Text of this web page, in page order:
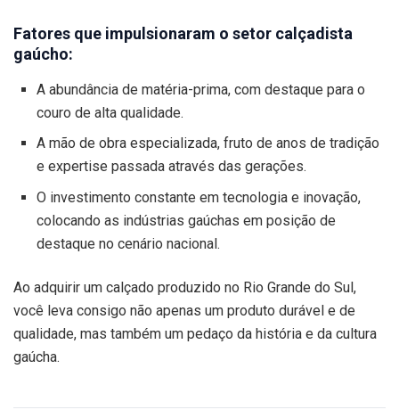
Fatores que impulsionaram o setor calçadista
gaúcho:
A abundância de matéria-prima, com destaque para o
couro de alta qualidade.
A mão de obra especializada, fruto de anos de tradição
e expertise passada através das gerações.
O investimento constante em tecnologia e inovação,
colocando as indústrias gaúchas em posição de
destaque no cenário nacional.
Ao adquirir um calçado produzido no Rio Grande do Sul,
você leva consigo não apenas um produto durável e de
qualidade, mas também um pedaço da história e da cultura
gaúcha.